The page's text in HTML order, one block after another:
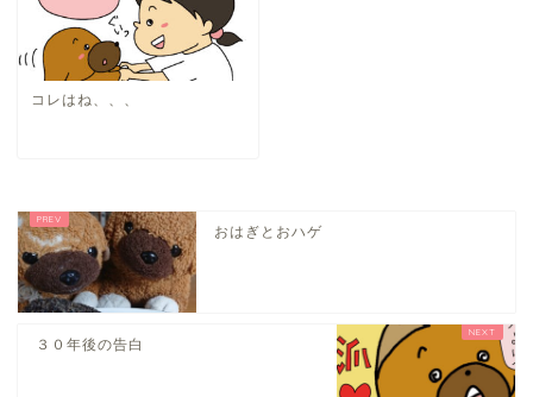
コレはね、、、
おはぎとおハゲ
３０年後の告白